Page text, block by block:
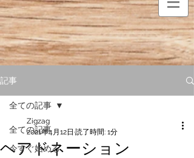
記事
全ての記事
今すぐ始める
全ての記事
ヘアドネーション
Zigzag
2021年4月12日 読了時間: 1分